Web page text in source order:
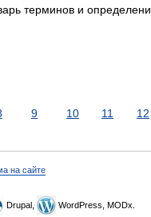
терминов и
9 10 11 12
на сайте
Drupal, WordPress, MODx.